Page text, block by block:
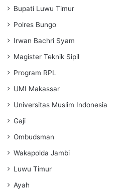
Bupati Luwu Timur
Polres Bungo
Irwan Bachri Syam
Magister Teknik Sipil
Program RPL
UMI Makassar
Universitas Muslim Indonesia
Gaji
Ombudsman
Wakapolda Jambi
Luwu Timur
Ayah